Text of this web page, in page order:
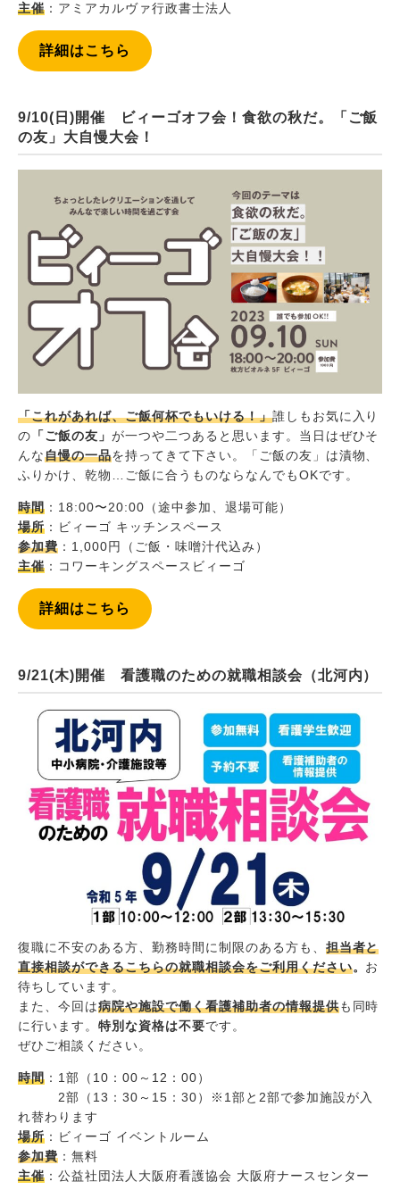
主催：アミアカルヴァ行政書士法人
詳細はこちら
9/10(日)開催 ビィーゴオフ会！食欲の秋だ。「ご飯
の友」大自慢大会！
「これがあれば、ご飯何杯でもいける！」誰しもお気に入り
の 「ご飯の友」 が一つや二つあると思います。当日はぜひそ
んな自慢の一品を持ってきて下さい。「ご飯の友」は漬物、
ふりかけ、乾物…ご飯に合うものならなんでもOKです。
時間：18:00〜20:00（途中参加、退場可能）
場所：ビィーゴ キッチンスペース
参加費：1,000円（ご飯・味噌汁代込み）
主催：コワーキングスペースビィーゴ
詳細はこちら
9/21(木)開催 看護職のための就職相談会（北河内）
復職に不安のある方、勤務時間に制限のある方も、 担当者と
直接相談ができるこちらの就職相談会をご利用ください。 お
待ちしています。
また、今回は病院や施設で働く看護補助者の情報提供も同時
に行います。 特別な資格は不要です。
ぜひご相談ください。
時間：1部（10：00～12：00）
2部（13：30～15：30）※1部と2部で参加施設が入
れ替わります
場所：ビィーゴ イベントルーム
参加費：無料
主催：公益社団法人大阪府看護協会 大阪府ナースセンター